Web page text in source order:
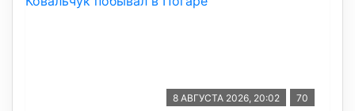
8 АВГУСТА 2026, 20:02 70